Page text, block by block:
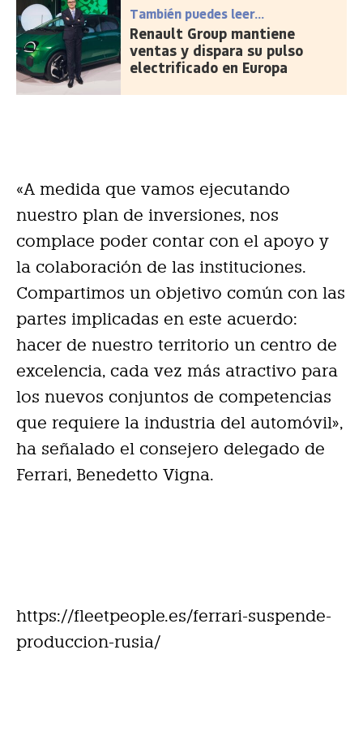
También puedes leer...
Renault Group mantiene
ventas y dispara su pulso
electrificado en Europa
«A medida que vamos ejecutando
nuestro plan de inversiones, nos
complace poder contar con el apoyo y
la colaboración de las instituciones.
Compartimos un objetivo común con las
partes implicadas en este acuerdo:
hacer de nuestro territorio un centro de
excelencia, cada vez más atractivo para
los nuevos conjuntos de competencias
que requiere la industria del automóvil»,
ha señalado el consejero delegado de
Ferrari, Benedetto Vigna.
https://fleetpeople.es/ferrari-suspende-
produccion-rusia/